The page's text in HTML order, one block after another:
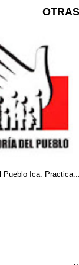
Practicante De